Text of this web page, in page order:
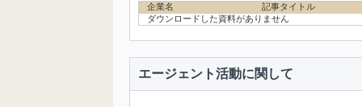
企業名
記事タイトル
ダウンロードした資料がありません
エージェント活動に関して